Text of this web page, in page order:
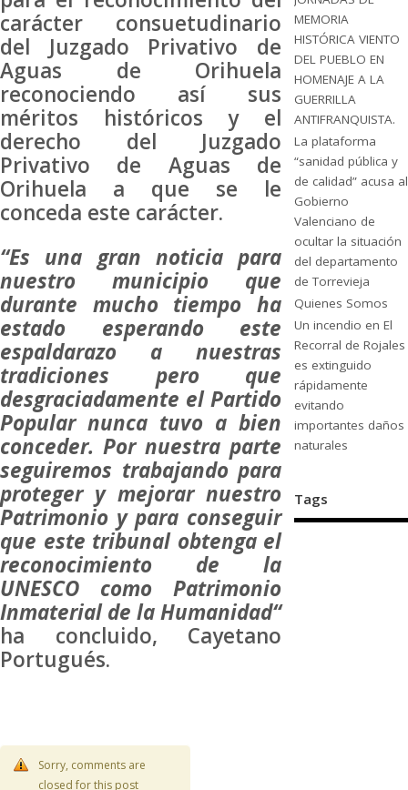
carácter consuetudinario
del Juzgado Privativo de
Aguas de Orihuela
reconociendo así sus
méritos históricos y el
derecho del Juzgado
Privativo de Aguas de
Orihuela a que se le
conceda este carácter.
“Es una gran noticia para
nuestro municipio que
durante mucho tiempo ha
estado esperando este
espaldarazo a nuestras
tradiciones pero que
desgraciadamente el Partido
Popular nunca tuvo a bien
conceder. Por nuestra parte
seguiremos trabajando para
proteger y mejorar nuestro
Patrimonio y para conseguir
que este tribunal obtenga el
reconocimiento de la
UNESCO como Patrimonio
Inmaterial de la Humanidad“
ha concluido, Cayetano
Portugués.
Sorry, comments are
closed for this post
MEMORIA
HISTÓRICA VIENTO
DEL PUEBLO EN
HOMENAJE A LA
GUERRILLA
ANTIFRANQUISTA.
La plataforma
“sanidad pública y
de calidad” acusa al
Gobierno
Valenciano de
ocultar la situación
del departamento
de Torrevieja
Quienes Somos
Un incendio en El
Recorral de Rojales
es extinguido
rápidamente
evitando
importantes daños
naturales
Tags